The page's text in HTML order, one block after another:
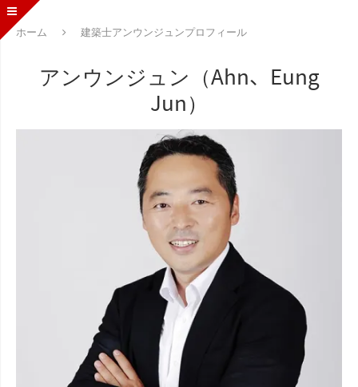
ホーム 建築士アンウンジュンプロフィール
アンウンジュン（Ahn、Eung
Jun）